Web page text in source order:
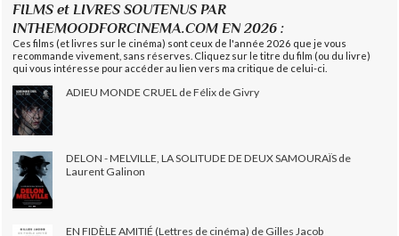
FILMS et LIVRES SOUTENUS PAR
INTHEMOODFORCINEMA.COM EN 2026 :
Ces films (et livres sur le cinéma) sont ceux de l'année 2026 que je vous
recommande vivement, sans réserves. Cliquez sur le titre du film (ou du livre)
qui vous intéresse pour accéder au lien vers ma critique de celui-ci.
ADIEU MONDE CRUEL de Félix de Givry
DELON - MELVILLE, LA SOLITUDE DE DEUX SAMOURAÏS de
Laurent Galinon
EN FIDÈLE AMITIÉ (Lettres de cinéma) de Gilles Jacob